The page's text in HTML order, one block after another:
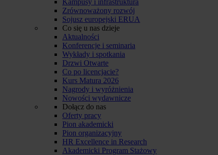
Zrównoważony rozwój
Sojusz europejski ERUA
Co się u nas dzieje
Aktualności
Konferencje i seminaria
Wykłady i spotkania
Drzwi Otwarte
Co po licencjacie?
Kurs Matura 2026
Nagrody i wyróżnienia
Nowości wydawnicze
Dołącz do nas
Oferty pracy
Pion akademicki
Pion organizacyjny
HR Excellence in Research
Akademicki Program Stażowy